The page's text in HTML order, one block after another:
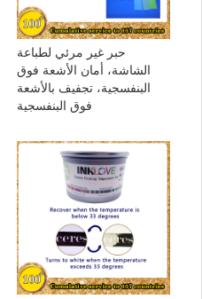
حبر غير مرئي لطباعة
الشاشة، أمان الأشعة فوق
البنفسجية، تجفيف بالأشعة
فوق البنفسجية